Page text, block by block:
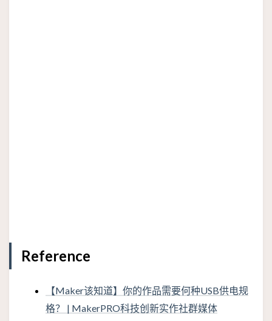
Reference
【Maker该知道】你的作品需要何种USB供电规
格？ | MakerPRO科技创新实作社群媒体